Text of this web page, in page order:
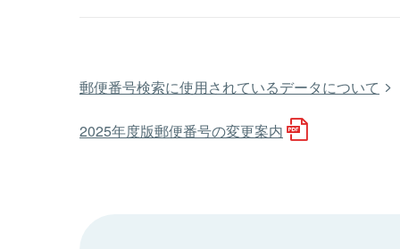
郵便番号検索に使用されているデータについて
2025年度版郵便番号の変更案内